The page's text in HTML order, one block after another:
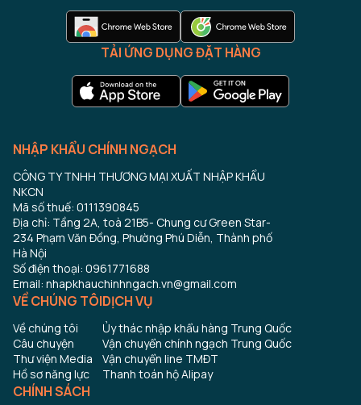
TẢI ỨNG DỤNG ĐẶT HÀNG
NHẬP KHẨU CHÍNH NGẠCH
CÔNG TY TNHH THƯƠNG MẠI XUẤT NHẬP KHẨU
NKCN
Mã số thuế: 0111390845
Địa chỉ: Tầng 2A, toà 21B5- Chung cư Green Star-
234 Phạm Văn Đồng, Phường Phú Diễn, Thành phố
Hà Nội
Số điện thoại: 0961771688
Email: nhapkhauchinhngach.vn@gmail.com
VỀ CHÚNG TÔI
Về chúng tôi
Câu chuyện
Thư viện Media
Hồ sơ năng lực
DỊCH VỤ
Ủy thác nhập khẩu hàng Trung Quốc
Vận chuyển chính ngạch Trung Quốc
Vận chuyển line TMĐT
Thanh toán hộ Alipay
CHÍNH SÁCH